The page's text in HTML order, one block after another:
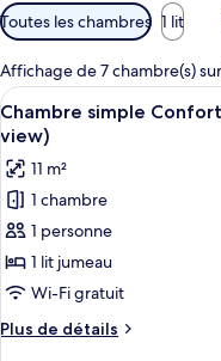
Filtres
disponibles
pour
les
chambres
Toutes les chambres 1 lit
Affichage de 7 chambre(s)
Afficher
toutes
les
photos
pour
ce
type
de
chambre :
Chambre
9
Chambre simple
view)
11 m²
1 chambre
1 personne
1 lit jumeau
Wi-Fi gratuit
Plus de détails
Plus